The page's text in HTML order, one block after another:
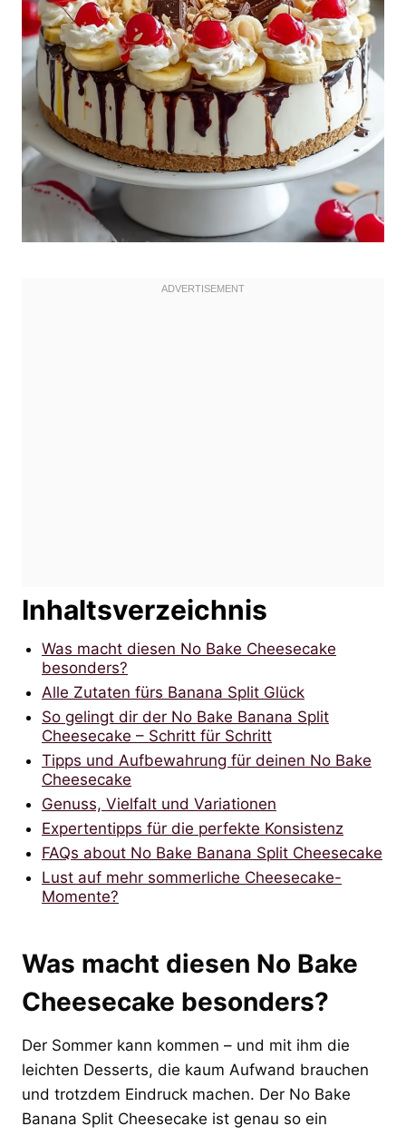
Inhaltsverzeichnis
Was macht diesen No Bake Cheesecake
besonders?
Alle Zutaten fürs Banana Split Glück
So gelingt dir der No Bake Banana Split
Cheesecake – Schritt für Schritt
Tipps und Aufbewahrung für deinen No Bake
Cheesecake
Genuss, Vielfalt und Variationen
Expertentipps für die perfekte Konsistenz
FAQs about No Bake Banana Split Cheesecake
Lust auf mehr sommerliche Cheesecake-
Momente?
Was macht diesen No Bake
Cheesecake besonders?
Der Sommer kann kommen – und mit ihm die
leichten Desserts, die kaum Aufwand brauchen
und trotzdem Eindruck machen. Der No Bake
Banana Split Cheesecake ist genau so ein